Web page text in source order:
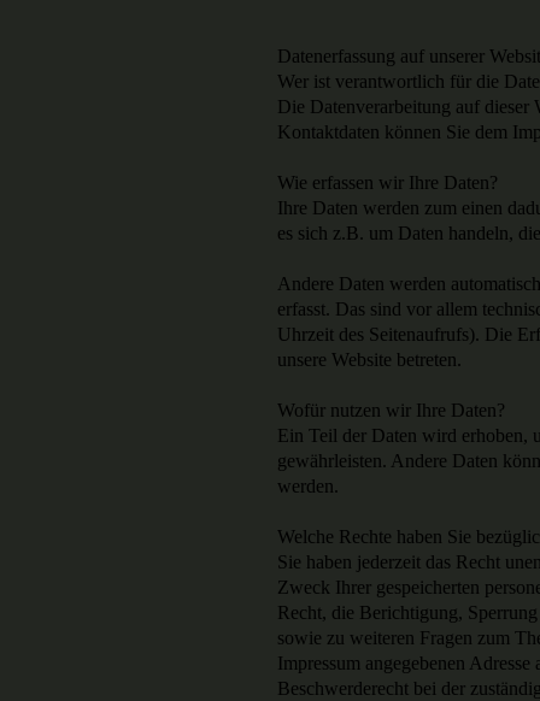
Datenerfassung auf unserer
Wer ist verantwortlich für die
Die Datenverarbeitung auf dieser
Kontaktdaten können Sie dem
Wie erfassen wir Ihre Daten?
Ihre Daten werden zum einen
es sich z.B. um Daten handeln,
Andere Daten werden
erfasst. Das sind vor allem
Uhrzeit des Seitenaufrufs). Die
unsere Website betreten.
Wofür nutzen wir Ihre Daten?
Ein Teil der Daten wird erhoben,
gewährleisten. Andere Daten
werden.
Welche Rechte haben Sie
Sie haben jederzeit das Recht
Zweck Ihrer gespeicherten
Recht, die Berichtigung,
sowie zu weiteren Fragen zum
Impressum angegebenen
Beschwerderecht bei der